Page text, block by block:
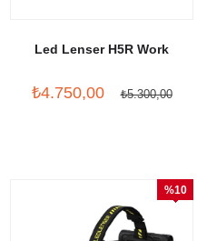
Led Lenser H5R Work
₺4.750,00 ₺5.300,00
%10